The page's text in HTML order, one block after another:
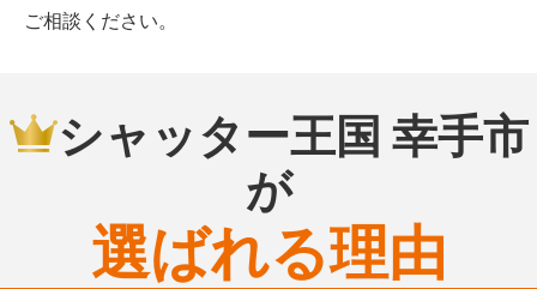
ご相談ください。
シャッター王国 幸手市
が
選ばれる理由